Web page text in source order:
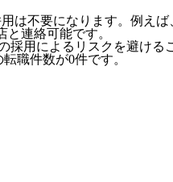
は不要になります。例え
連絡可能です。
採用によるリスクを避ける
職件数が0件です。